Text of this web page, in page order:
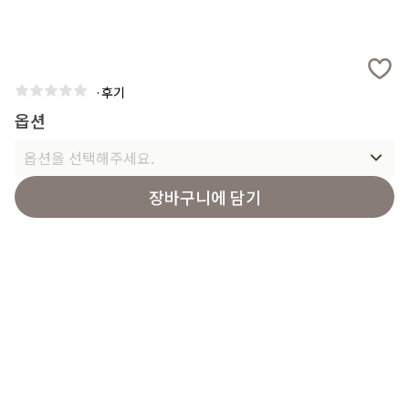
·후기
옵션
옵션을 선택해주세요.
장바구니에 담기